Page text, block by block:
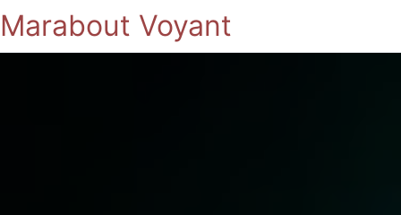
Marabout Voyant